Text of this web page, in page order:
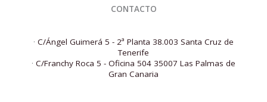
CONTACTO
· C/Ángel Guimerá 5 - 2ª Planta 38.003 Santa Cruz de
Tenerife
· C/Franchy Roca 5 - Oficina 504 35007 Las Palmas de
Gran Canaria